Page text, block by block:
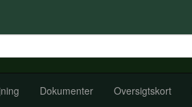
Dokumenter Oversigtskort